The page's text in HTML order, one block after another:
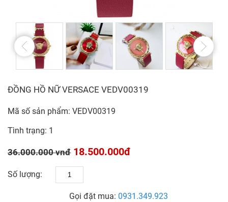
ĐỒNG HỒ NỮ VERSACE VEDV00319
Mã số sản phẩm: VEDV00319
Tình trạng: 1
36.000.000 vnđ18.500.000đ
Số lượng:
Gọi đặt mua: 0931.349.923